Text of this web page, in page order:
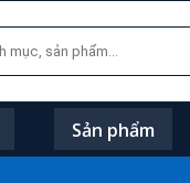
Sản phẩm